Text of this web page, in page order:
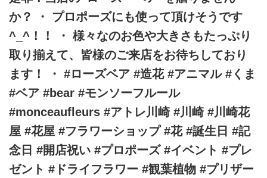
か？ ・ プロポーズにも使って頂けそうです
^_^！！ ・ 様々なのお色や大きさもたっぷり
取り揃えて、皆様のご来店をお待ちしており
ます！ ・ #ローズベア #造花 #アニマル #くま
#ベア #bear #モンソーフルール
#monceaufleurs #アトレ川崎 #川崎 #川崎花
屋 #花屋 #フラワーショップ #花 #誕生日 #記
念日 #開店祝い #プロポーズ #イベント #プレ
ゼント #ドライフラワー #観葉植物 #プリザー